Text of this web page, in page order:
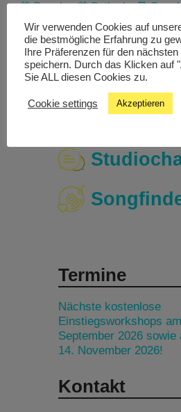
in
Google
in
Outlook
for
Livestream
Termine
Nächste kostenlose
Einstiegsworkshops
September 2026 sowie
14. November 2026!
Kontakt
Wir verwenden Cookies auf
die bestmögliche Erfahrung zu
Ihre Präferenzen für den
speichern. Durch das Klicken auf
Sie ALL diesen Cookies zu.
Cookie settings Akzeptieren